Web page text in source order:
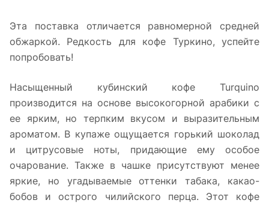
Эта поставка отличается равномерной средней
обжаркой. Редкость для кофе Туркино, успейте
попробовать!
Насыщенный кубинский кофе Turquino
производится на основе высокогорной арабики с
ее ярким, но терпким вкусом и выразительным
ароматом. В купаже ощущается горький шоколад
и цитрусовые ноты, придающие ему особое
очарование. Также в чашке присутствуют менее
яркие, но угадываемые оттенки табака, какао-
бобов и острого чилийского перца. Этот кофе